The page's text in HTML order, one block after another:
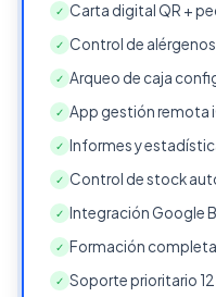
✓ Carta digital QR +
✓ Control de
✓ Arqueo de caja
✓ App gestión remota
✓ Informes y
✓ Control de stock
✓ Integración Google
✓ Formación
✓ Soporte prioritario